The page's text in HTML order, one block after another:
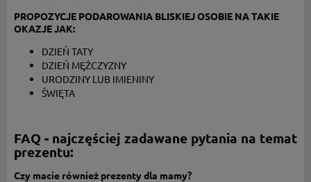
PROPOZYCJE PODAROWANIA BLISKIEJ OSOBIE NA TAKIE
OKAZJE JAK:
DZIEŃ TATY
DZIEŃ MĘŻCZYZNY
URODZINY LUB IMIENINY
ŚWIĘTA
FAQ - najczęściej zadawane pytania na temat
prezentu:
Czy macie również prezenty dla mamy?